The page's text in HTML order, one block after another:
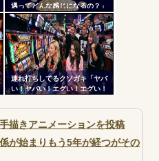
遇ってどんな感じになるの？」
連れ打ちしてるクソガキ「ヤバ
い！ヤバい！エグい！エグい！
さすぎだろｗｗｗ
描きアニメーションを投稿
が始まりもう5年が経つがその